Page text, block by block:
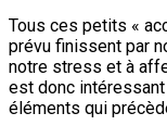
Tous ces petits «
prévu finissent par
notre stress et à
est donc
éléments qui